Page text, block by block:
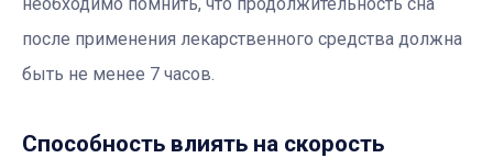
после применения лекарственного средства должна
быть не менее 7 часов.
Способность влиять на скорость